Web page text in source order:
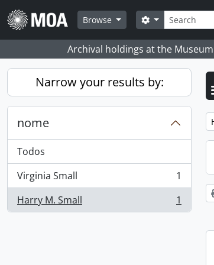
Skip to main content
Browse
Pesquisar
Search options
Archival holdings at the
Narrow your results by:
nome
Todos
Virginia Small
, 1 resultados
1
Harry M. Small
, 1 resultados 1